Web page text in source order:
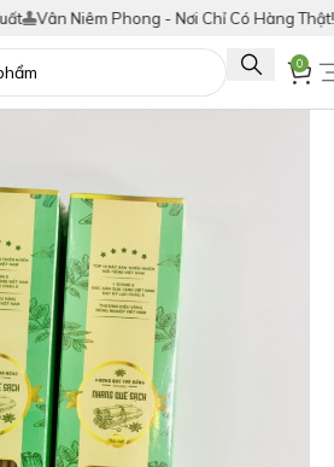
Vân Niêm Phong - Nơi Chỉ Có Hàng Thật!
0